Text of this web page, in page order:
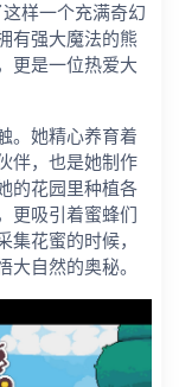
样一个充满奇幻
有强大魔法的熊
更是一位热爱大
。她精心养育着
伴，也是她制作
的花园里种植各
更吸引着蜜蜂们
花蜜的时候，
自然的奥秘。